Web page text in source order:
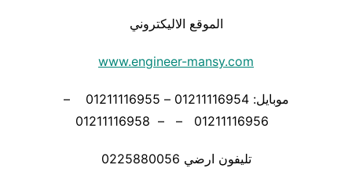
الموقع الاليكتروني
www.engineer-mansy.com
موبايل: 01211116954 – 01211116955 –
تليفون ارضي 0225880056